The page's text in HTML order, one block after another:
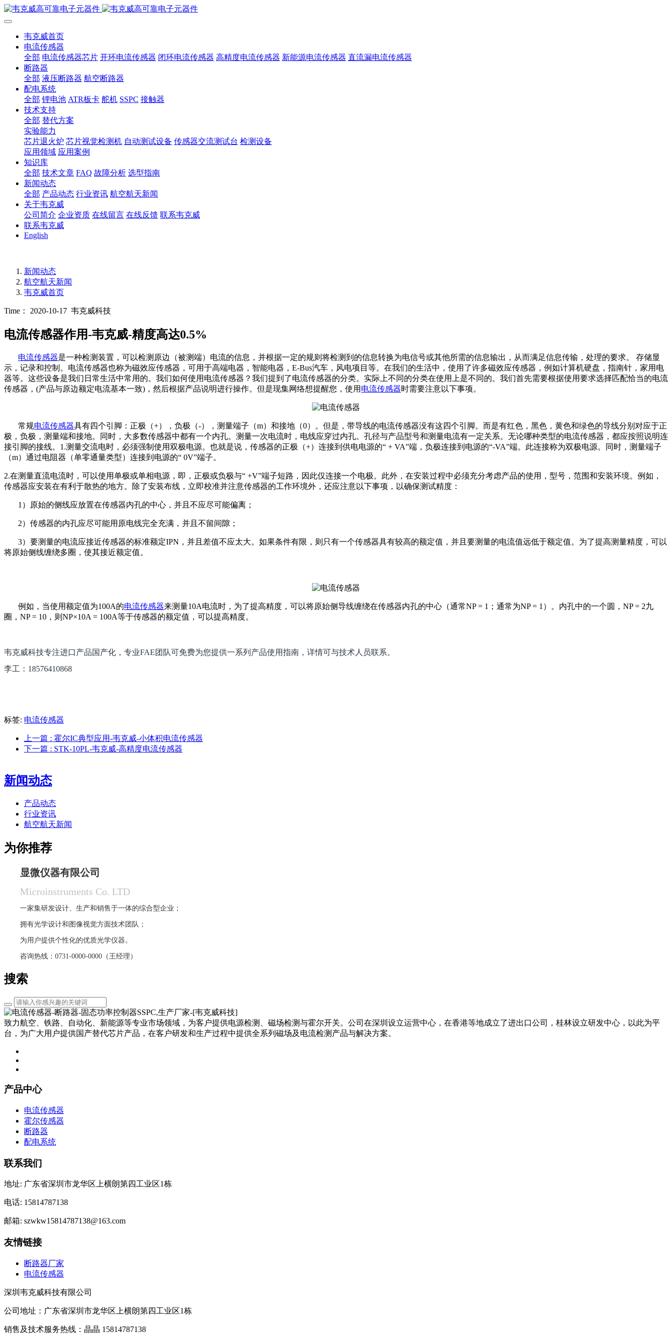
韦克威首页
电流传感器
全部 电流传感器芯片 开环电流传感器 闭环电流传感器 高精度电流传感器 新能源电流传感器 直流漏电流传感器
断路器
全部 液压断路器 航空断路器
配电系统
全部 锂电池 ATR板卡 舵机 SSPC 接触器
技术支持
全部 替代方案
实验能力
芯片退火炉 芯片视觉检测机 自动测试设备 传感器交流测试台 检测设备
应用领域 应用案例
知识库
全部 技术文章 FAQ 故障分析 选型指南
新闻动态
全部 产品动态 行业资讯 航空航天新闻
关于韦克威
公司简介 企业资质 在线留言 在线反馈 联系韦克威
联系韦克威
English
新闻动态
航空航天新闻
韦克威首页
Time： 2020-10-17 韦克威科技
电流传感器作用-韦克威-精度高达0.5%
电流传感器是一种检测装置，可以检测原边（被测端）电流的信息，并根据一定的规则将检测到的信息转换为电信号或其他所需的信息输出，从而满足信息传输，处理的要求。 存储显
示，记录和控制。电流传感器也称为磁效应传感器，可用于高端电器，智能电器，E-Bus汽车，风电项目等。在我们的生活中，使用了许多磁效应传感器，例如计算机硬盘，指南针，家用电
器等。这些设备是我们日常生活中常用的。我们如何使用电流传感器？我们提到了电流传感器的分类。实际上不同的分类在使用上是不同的。我们首先需要根据使用要求选择匹配恰当的电流
传感器，(产品与原边额定电流基本一致)，然后根据产品说明进行操作。但是现集网络想提醒您，使用 电流传感器时需要注意以下事项。
常规电流传感器具有四个引脚：正极（+），负极（-），测量端子（m）和接地（0）。但是，带导线的电流传感器没有这四个引脚。而是有红色，黑色，黄色和绿色的导线分别对应于正
极，负极，测量端和接地。同时，大多数传感器中都有一个内孔。测量一次电流时，电线应穿过内孔。孔径与产品型号和测量电流有一定关系。无论哪种类型的电流传感器，都应按照说明连
接引脚的接线。1.测量交流电时，必须强制使用双极电源。也就是说，传感器的正极（+）连接到供电电源的“ + VA”端，负极连接到电源的“-VA”端。此连接称为双极电源。同时，测量端子
（m）通过电阻器（单零通量类型）连接到电源的“ 0V”端子。
2.在测量直流电流时，可以使用单极或单相电源，即，正极或负极与“ +V”端子短路，因此仅连接一个电极。此外，在安装过程中必须充分考虑产品的使用，型号，范围和安装环境。例如，
传感器应安装在有利于散热的地方。除了安装布线，立即校准并注意传感器的工作环境外，还应注意以下事项，以确保测试精度：
1）原始的侧线应放置在传感器内孔的中心，并且不应尽可能偏离；
2）传感器的内孔应尽可能用原电线完全充满，并且不留间隙；
3）要测量的电流应接近传感器的标准额定IPN，并且差值不应太大。如果条件有限，则只有一个传感器具有较高的额定值，并且要测量的电流值远低于额定值。为了提高测量精度，可以
将原始侧线缠绕多圈，使其接近额定值。
例如，当使用额定值为100A的电流传感器来测量10A电流时，为了提高精度，可以将原始侧导线缠绕在传感器内孔的中心（通常NP = 1；通常为NP = 1）。内孔中的一个圆，NP = 2九
圈，NP = 10，则NP×10A = 100A等于传感器的额定值，可以提高精度。
韦克威科技专注进口产品国产化，专业FAE团队可免费为您提供一系列产品使用指南，详情可与技术人员联系。
李工：18576410868
标签: 电流传感器
上一篇 : 霍尔IC典型应用-韦克威-小体积电流传感器
下一篇 : STK-10PL-韦克威-高精度电流传感器
新闻动态
产品动态
行业资讯
航空航天新闻
为你推荐
显微仪器有限公司
Microinstruments Co. LTD
一家集研发设计、生产和销售于一体的综合型企业；
拥有光学设计和图像视觉方面技术团队；
为用户提供个性化的优质光学仪器。
咨询热线：0731-0000-0000（王经理）
搜索
致力航空、铁路、自动化、新能源等专业市场领域，为客户提供电源检测、磁场检测与霍尔开关。公司在深圳设立运营中心，在香港等地成立了进出口公司，桂林设立研发中心，以此为平
台，为广大用户提供国产替代芯片产品，在客户研发和生产过程中提供全系列磁场及电流检测产品与解决方案。
产品中心
电流传感器
霍尔传感器
断路器
配电系统
联系我们
地址: 广东省深圳市龙华区上横朗第四工业区1栋
电话: 15814787138
邮箱: szwkw15814787138@163.com
友情链接
断路器厂家
电流传感器
深圳韦克威科技有限公司
公司地址：广东省深圳市龙华区上横朗第四工业区1栋
销售及技术服务热线：晶晶 15814787138